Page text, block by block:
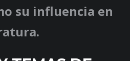
su influencia en